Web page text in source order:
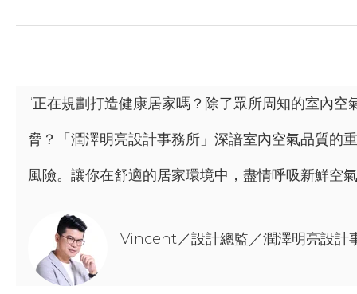
“正在規劃打造健康居家嗎？除了眾所周知的室內
脅？「潤澤明亮設計事務所」深諳室內空氣品質的
風險。讓你在舒適的居家環境中，盡情呼吸新鮮空
Vincent／設計總監／潤澤明亮設計